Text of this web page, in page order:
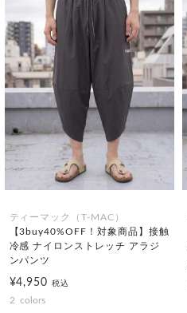
ティーマック（T-MAC）
【3buy40%OFF！対象商品】接触
冷感 ナイロンストレッチ アラジ
ンパンツ
¥4,950税込
2 colors